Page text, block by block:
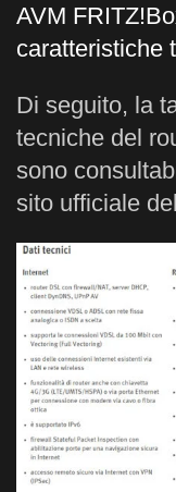
AVM
caratteristiche
Di seguito, la
tecniche del
sono
sito ufficiale